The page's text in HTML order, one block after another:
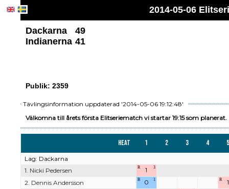
2014-05-06
Dackarna
49
Indianerna 41
Publik: 2359
Tävlingsinformation uppdaterad '2014-05-06 19:12:48'
Välkomna till årets första Elitseriematch vi startar 19:15 som
Heat 1 2 3 4 5
Lag: Dackarna
1. Nicki Pedersen
R 1 3
2. Dennis Andersson B 0 1 R
1